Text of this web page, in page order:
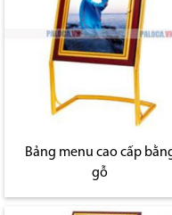
Bảng menu cao cấp
gỗ